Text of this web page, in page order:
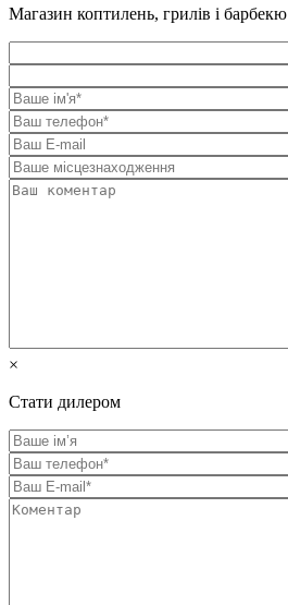
Магазин коптилень, грилів і барбекю
×
Стати дилером